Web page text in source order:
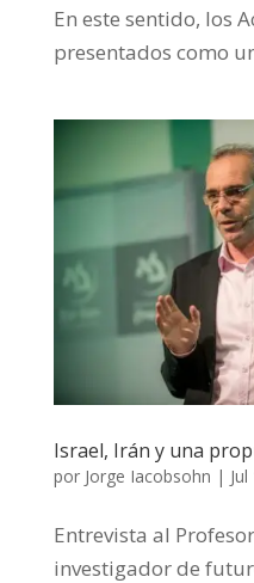
En este sentido, los
presentados como
Israel, Irán y una
por Jorge Iacobsohn |
Entrevista al
investigador de